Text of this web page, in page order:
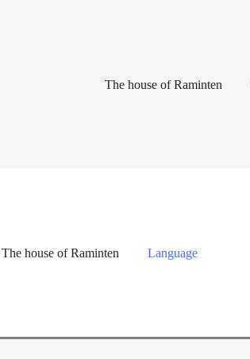
The house of Raminten
The house of Raminten Language